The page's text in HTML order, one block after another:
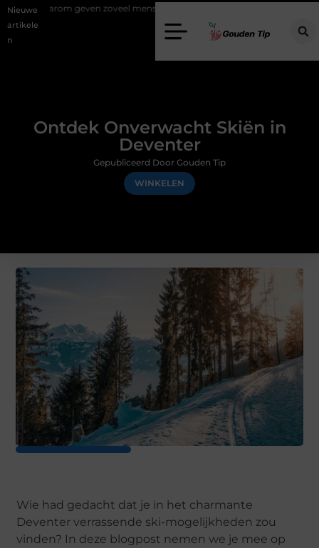
Nieuwe
artikele
n
zoveel mensen en wat zijn de mogelijkheden?
Ontdek Onverwacht Skiën in
Deventer
WINKELEN
Gepubliceerd Door Gouden Tip
Wie had gedacht dat je in het charmante
Deventer verrassende ski-mogelijkheden zou
vinden? In deze blogpost nemen we je mee op